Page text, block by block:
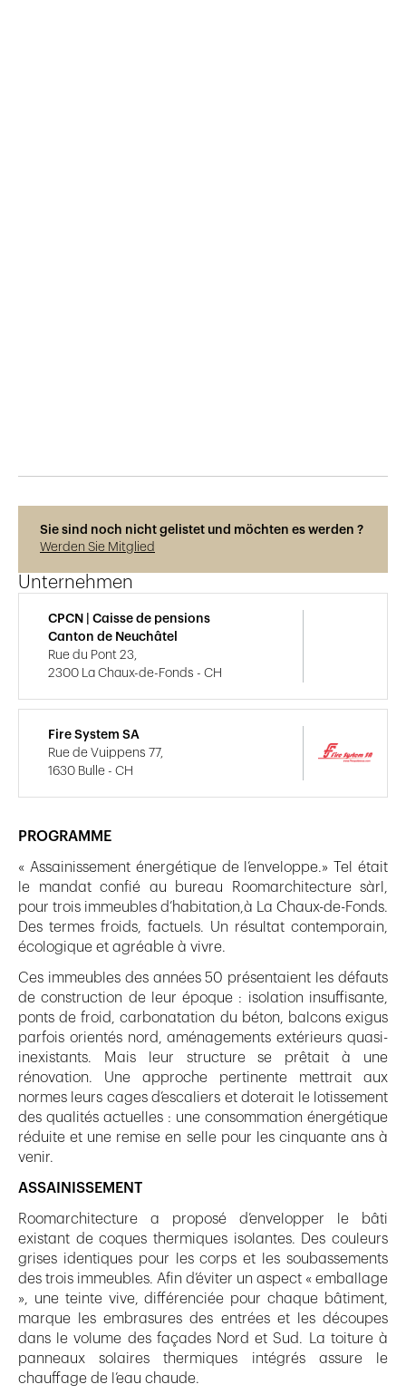
PROGRAMME
« Assainissement énergétique de l’enveloppe.» Tel était
le mandat confié au bureau Roomarchitecture sàrl,
pour trois immeubles d’habitation,à La Chaux-de-Fonds.
Des termes froids, factuels. Un résultat contemporain,
écologique et agréable à vivre.
Ces immeubles des années 50 présentaient les défauts
de construction de leur époque : isolation insuffisante,
ponts de froid, carbonatation du béton, balcons exigus
parfois orientés nord, aménagements extérieurs quasi-
inexistants. Mais leur structure se prêtait à une
rénovation. Une approche pertinente mettrait aux
normes leurs cages d’escaliers et doterait le lotissement
des qualités actuelles : une consommation énergétique
réduite et une remise en selle pour les cinquante ans à
venir.
ASSAINISSEMENT
Roomarchitecture a proposé d’envelopper le bâti
existant de coques thermiques isolantes. Des couleurs
grises identiques pour les corps et les soubassements
des trois immeubles. Afin d’éviter un aspect « emballage
», une teinte vive, différenciée pour chaque bâtiment,
marque les embrasures des entrées et les découpes
dans le volume des façades Nord et Sud. La toiture à
panneaux solaires thermiques intégrés assure le
chauffage de l’eau chaude.
Sie sind noch nicht gelistet und möchten es werden ?
Werden Sie Mitglied
Unternehmen
CPCN | Caisse de pensions
Canton de Neuchâtel
Rue du Pont 23,
2300 La Chaux-de-Fonds - CH
Fire System SA
Rue de Vuippens 77,
1630 Bulle - CH